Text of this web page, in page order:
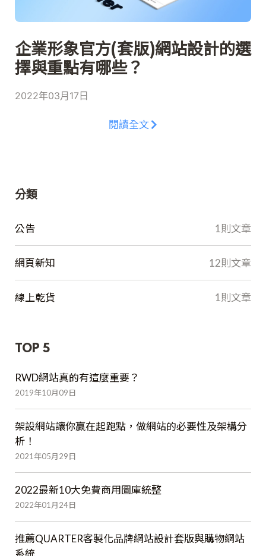
企業形象官方(套版)網站設計的選
擇與重點有哪些？
2022年03月17日
閱讀全文
分類
公告 1則文章
網頁新知 12則文章
線上乾貨 1則文章
TOP 5
RWD網站真的有這麼重要？
2019年10月09日
架設網站讓你贏在起跑點，做網站的必要性及架構分
析！
2021年05月29日
2022最新10大免費商用圖庫統整
2022年01月24日
推薦QUARTER客製化品牌網站設計套版與購物網站
系統